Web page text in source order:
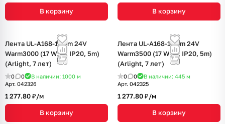
В корзину В корзину
Лента UL-A168-10mm 24V
Warm3000 (17 W/m, IP20, 5m)
(Arlight, 7 лет)
0 0 В наличии: 1000 м
Арт. 042326
1 277.80 ₽/м
В корзину
Лента UL-A168-10mm 24V
Warm3500 (17 W/m, IP20, 5m)
(Arlight, 7 лет)
0 0 В наличии: 445 м
Арт. 042325
1 277.80 ₽/м
В корзину